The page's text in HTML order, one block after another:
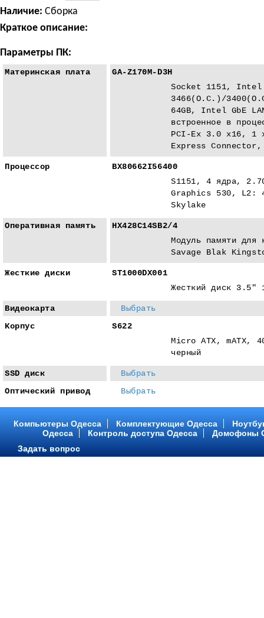
Наличие: Сборка
Краткое описание:
Параметры ПК:
Материнская плата
GA-Z170M-D3H
Socket 1151, Intel
3466(O.C.)/
64GB, Intel GbE
встроенное в
PCI-Eх 3.0 x16, 1
Express
Процессор
BX80662I56400
S1151, 4 ядра,
Graphics 530, L2:
Skylake
Оперативная память
HX428C14SB2/4
Модуль памяти для
Savage Blak
Жесткие диски
ST1000DX001
Жесткий диск 3.5"
Видеокарта
Выбрать
Корпус
S622
Micro ATX, mATX,
черный
SSD диск
Выбрать
Оптический привод
Выбрать
Компьютеры Одесса Комплектующие Одесса
Одесса
Контроль доступа Одесса
Домофоны
Задать вопрос